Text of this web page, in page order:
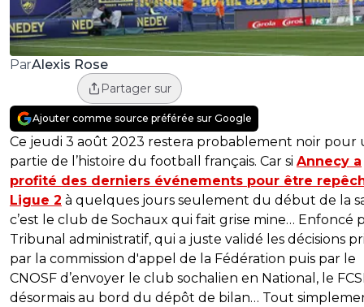
ParAlexis Rose
Partager sur
Ajouter comme source préférée sur Google
Ce jeudi 3 août 2023 restera probablement noir pour
partie de l’histoire du football français. Car si Annecy a
profité des derniers événements pour être
Ligue 2 à quelques jours seulement du début de la
c’est le club de Sochaux qui fait grise mine… Enfoncé
Tribunal administratif, qui a juste validé les décisions
par la commission d'appel de la Fédération puis par le
CNOSF d’envoyer le club sochalien en National, le
désormais au bord du dépôt de bilan… Tout